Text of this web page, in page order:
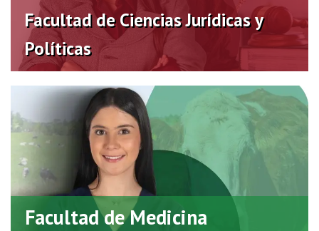
Facultad de Ciencias Jurídicas y
Políticas
Virtual
Facultad de Medicina
Facultad de Medicina
Veterinaria
Virtual